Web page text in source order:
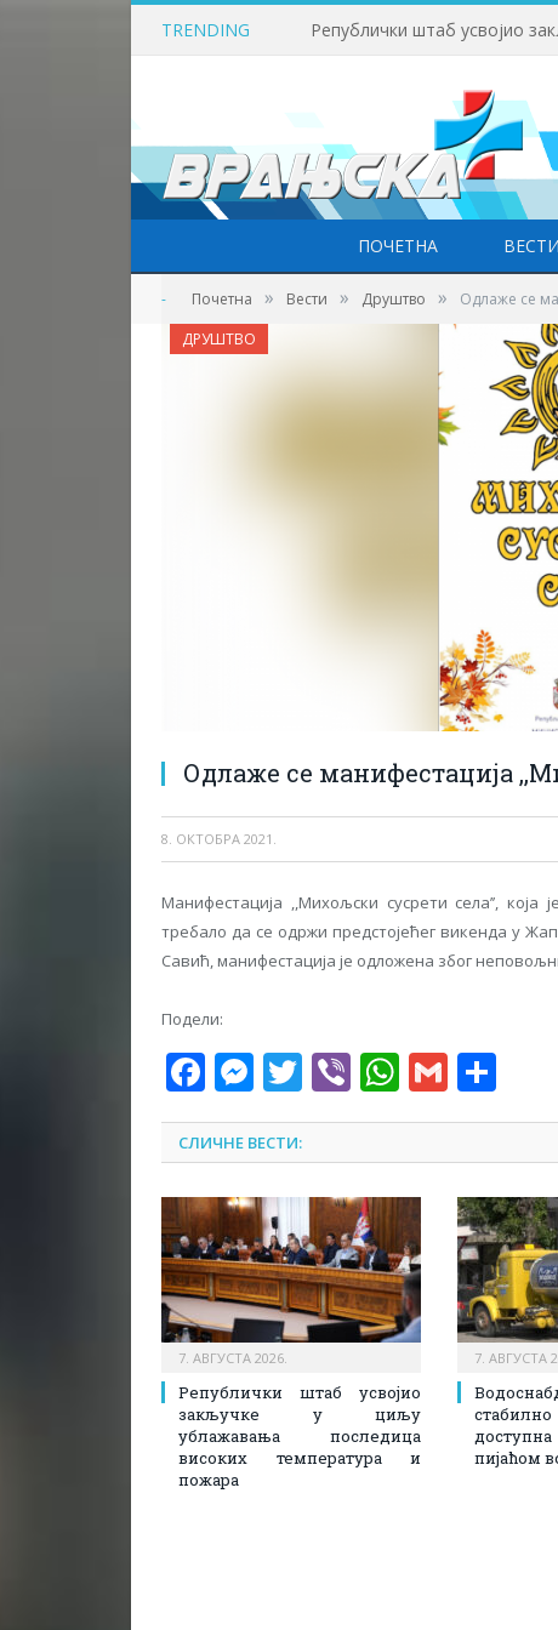
TRENDING Викенд у знаку бициклизма
ПОЧЕТНА ВЕСТИ
- Почетна » Вести » Друштво » Одлаже се
Одлаже се манифестација
8. ОКТОБРА 2021.
ДРУШТВО
Манифестација ,,Михољски сусрети села’’,
требало да се одржи предстојећег викенда у
Савић, манифестација је одложена због
Подели:
Facebook
Messenger
Twitter
Viber Gmail
СЛИЧНЕ ВЕСТИ:
7. АВГУСТА 2026.
Републички штаб усвојио
закључке у циљу
ублажавања последица
високих температура и
пожара​
7. АВГУСТА
пијаћом